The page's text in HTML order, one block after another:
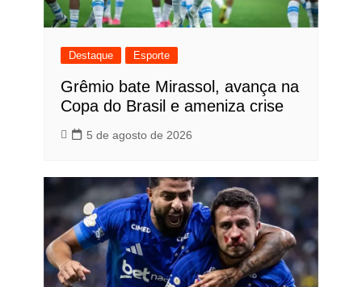
Destaque Esporte
Grêmio bate Mirassol, avança na
Copa do Brasil e ameniza crise
5 de agosto de 2026